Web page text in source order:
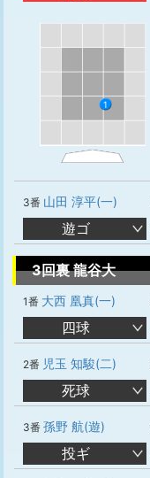
1
3番 山田 淳平(一)
遊ゴ
3回裏 龍谷大
1番 大西 凰真(一)
四球
2番 児玉 知駿(二)
死球
3番 孫野 航(遊)
投ギ